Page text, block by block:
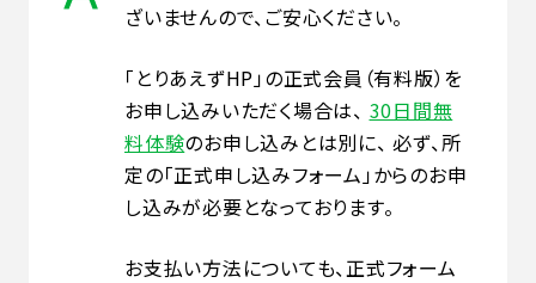
ざいませんので、ご安心ください。
「とりあえずHP」の正式会員（有料版）を
お申し込みいただく場合は、 30日間無
料体験のお申し込みとは別に、 必ず、所
定の「正式申し込みフォーム」からのお申
し込みが必要となっております。
お支払い方法についても、正式フォーム